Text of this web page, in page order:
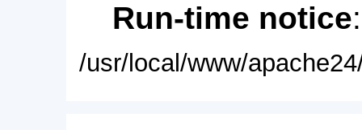
Run-time notice
/usr/local/www/